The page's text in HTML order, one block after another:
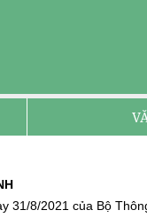
31/8/2021 của Bộ